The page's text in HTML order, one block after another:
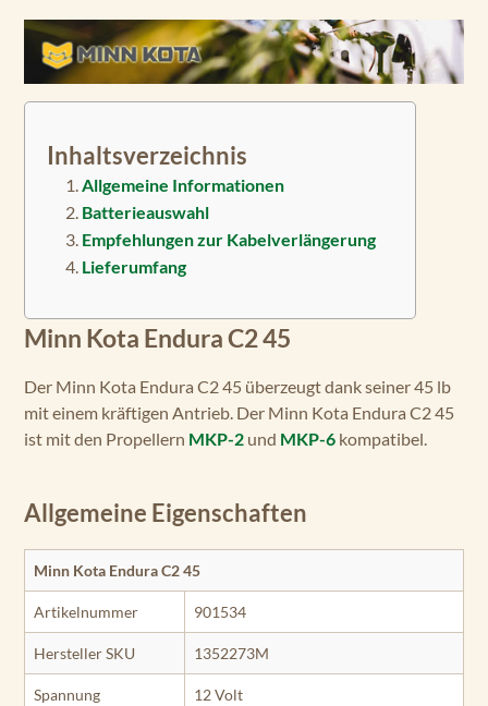
Inhaltsverzeichnis
Allgemeine Informationen
Batterieauswahl
Empfehlungen zur Kabelverlängerung
Lieferumfang
Minn Kota Endura C2 45
Der Minn Kota Endura C2 45 überzeugt dank seiner 45 lb
mit einem kräftigen Antrieb. Der Minn Kota Endura C2 45
ist mit den Propellern MKP-2 und MKP-6 kompatibel.
Allgemeine Eigenschaften
Minn Kota Endura C2 45
Artikelnummer 901534
Hersteller SKU 1352273M
Spannung 12 Volt